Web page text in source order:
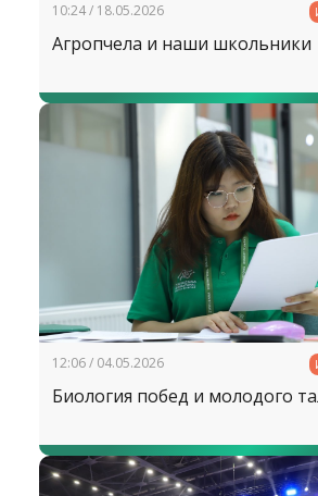
10:24 / 18.05.2026
Агропчела и наши школьники
12:06 / 04.05.2026
Биология побед и молодого